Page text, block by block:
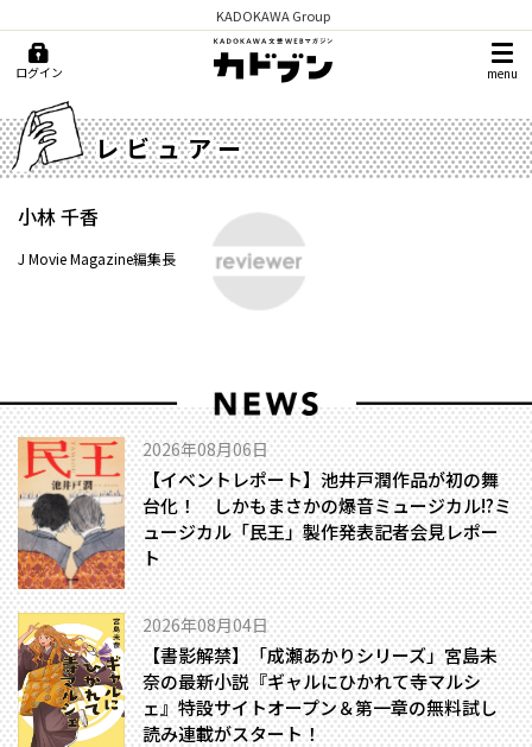
KADOKAWA Group
ログイン menu
レビュアー
小林 千香
J Movie Magazine編集長
2026年08月06日
【イベントレポート】池井戸潤作品が初の舞
台化！ しかもまさかの爆音ミュージカル!?――ミ
ュージカル「民王」製作発表記者会見レポー
ト
2026年08月04日
【書影解禁】「成瀬あかりシリーズ」宮島未
奈の最新小説『ギャルにひかれて寺マルシ
ェ』特設サイトオープン＆第一章の無料試し
読み連載がスタート！